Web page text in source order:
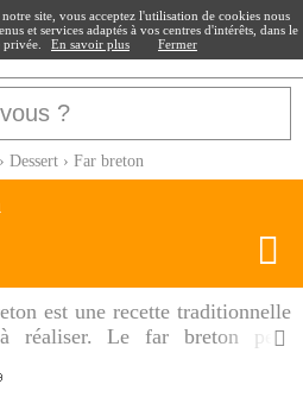
› Dessert › Far breton
est une recette traditionnelle
réaliser. Le far breton peut
site, vous acceptez l'utilisation de cookies nous
et services adaptés à vos centres d'intérêts, dans le
En savoir plus Fermer